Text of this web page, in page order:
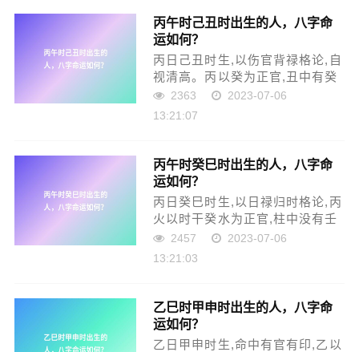
黄染姓，谋望定遇不利境。曹姓
之人...
丙午时己丑时出生的人，八字命
运如何？
丙日己丑时生,以伤官背禄格论,自
视清高。丙以癸为正官,丑中有癸
水,但为明处己土、暗里戊土克伤,
如果命柱透出癸,必定招祸。如果
月，行火运或金运，...
2363
2023-07-06
13:21:07
丙午时癸巳时出生的人，八字命
运如何？
丙日癸巳时生,以日禄归时格论,丙
火以时干癸水为正官,柱中没有壬
己与寅亥,而有刑冲的,命主显贵。
柱中有壬己与寅亥,其结果就不一
时生，生于丑月或...
2457
2023-07-06
13:21:03
乙巳时甲申时出生的人，八字命
运如何？
乙日甲申时生,命中有官有印,乙以